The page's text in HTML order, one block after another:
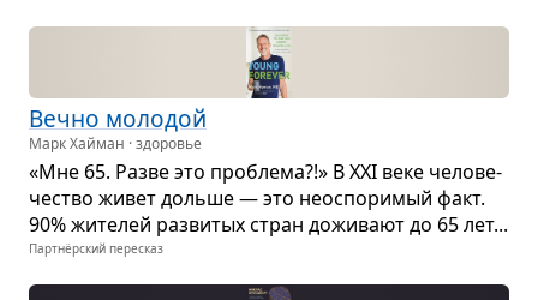
Вечно моло­дой
Марк Хайман · здоровье
«Мне 65. Разве это про­блема?!» В XXI веке чело­ве­
че­ство живет дольше — это неоспо­ри­мый факт.
90% жите­лей раз­ви­тых стран дожи­вают до 65 лет...
Партнёрский пересказ